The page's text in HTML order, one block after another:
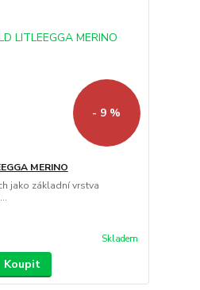
- 9 %
MERINO
jako základní vrstva
Skladem
Koupit